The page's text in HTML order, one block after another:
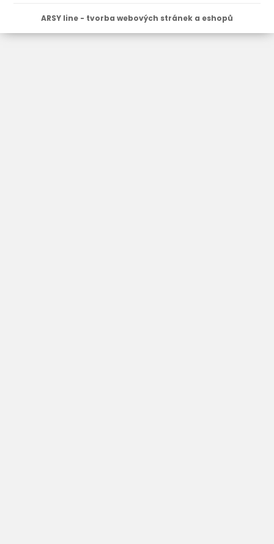
ARSY line - tvorba webových stránek a eshopů